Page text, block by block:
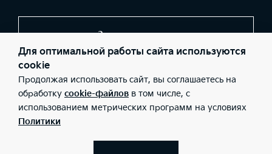
Заказать звонок
© 2026 Юридические лица ООО «Молоток Авто» (Фактический
адрес: г. Астрахань, ул. Адмирала Нахимова, д. 76; Телефон: +7
(8512) 317 800; ИНН: 3016066443; ОГРН: 1113016002648), ООО
«Киа Россия и СНГ» (Фактический адрес: г.Москва, Валовая 26;
Телефон: 8 800 301 08 80; ИНН: 7728674093; ОГРН:
5087746291760) ведут деятельность на территории РФ в
Для оптимальной работы сайта используются
cookie
Продолжая использовать сайт, вы соглашаетесь на
обработку cookie-файлов в том числе, с
использованием метрических программ на условиях
Политики